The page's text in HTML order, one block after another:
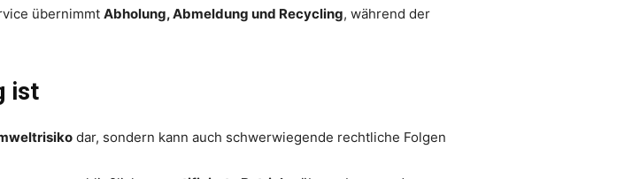
übernimmt Abholung, Abmeldung und Recycling, während der
ist
dar, sondern kann auch schwerwiegende rechtliche Folgen